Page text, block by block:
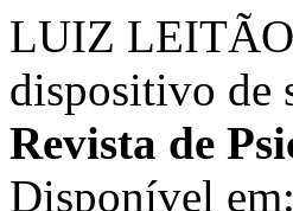
LUIZ LEITÃO
dispositivo de
Revista de
Disponível em: